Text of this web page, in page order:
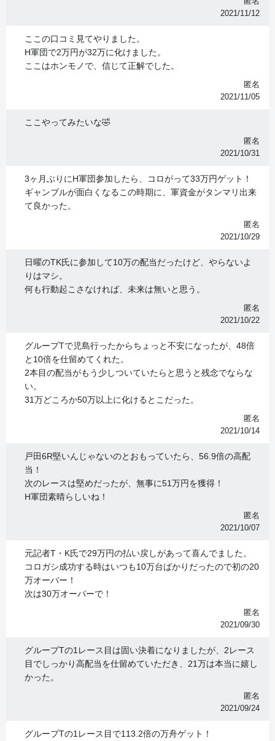
2021/11/12
ここの口コミ見てやりました。
H軍団で2万円が32万に化けました。
ここはホンモノで、信じて正解でした。
匿名
2021/11/05
ここやってみたいな🤣
匿名
2021/10/31
3ヶ月ぶりにH軍団参加したら、コロがって33万円ゲット！
ギャンブルが面白くなるこの時期に、軍資金がタンマリ出来
て良かった。
匿名
2021/10/29
日曜のTK氏に参加して10万の配当だったけど、やらないよ
りはマシ。
何も行動起こさなければ、未来は無いと思う。
匿名
2021/10/22
グループTで児島行ったからちょっと不安になったが、48倍
と10倍を仕留めてくれた。
2本目の配当がもう少しついていたらと思うと残念でならな
い。
31万どころか50万以上に化けるとこだった。
匿名
2021/10/14
戸田6R堅いんじゃないのとおもっていたら、56.9倍の高配
当！
次のレースは堅めだったが、無事に51万円を獲得！
H軍団素晴らしいね！
匿名
2021/10/07
元記者T・K氏で29万円の払い戻しがあって喜んでました。
コロガシ成功する時はいつも10万台ばかりだったので初の20
万オーバー！
次は30万オーバーで！
匿名
2021/09/30
グループTの1レース目は固い決着になりましたが、2レース
目でしっかり高配当を仕留めていただき、21万は本当に嬉し
かった。
匿名
2021/09/24
グループTの1レース目で113.2倍の万舟ゲット！